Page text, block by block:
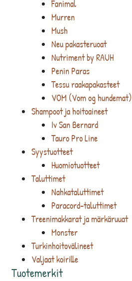
Fanimal
Murren
Mush
Neu pakasteruoat
Nutriment by RAUH
Penin Paras
Tessu raakapakasteet
VOM (Vom og hundemat)
Shampoot ja hoitoaineet
Iv San Bernard
Tauro Pro Line
Syystuotteet
Huomiotuotteet
Taluttimet
Nahkataluttimet
Paracord-taluttimet
Treenimakkarat ja märkäruuat
Monster
Turkinhoitovälineet
Valjaat koirille
Tuotemerkit